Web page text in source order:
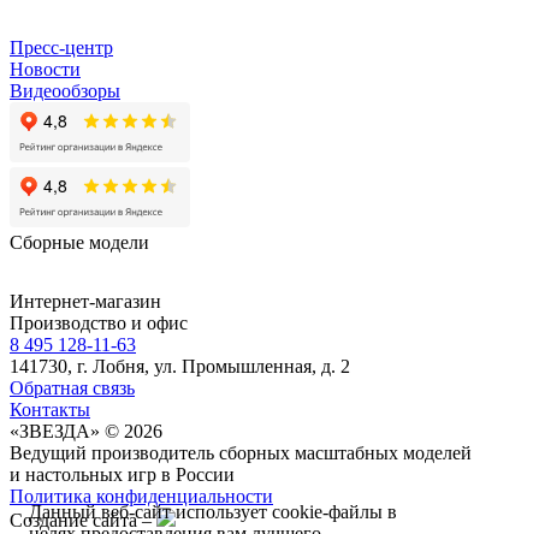
Пресс-центр
Новости
Видеообзоры
Сборные модели
Интернет-магазин
Производство и офис
8 495 128-11-63
141730, г. Лобня, ул. Промышленная, д. 2
Обратная связь
Контакты
«ЗВЕЗДА» © 2026
Ведущий производитель сборных масштабных моделей
и настольных игр в России
Политика конфиденциальности
Создание сайта –
Данный веб-сайт использует cookie-файлы в